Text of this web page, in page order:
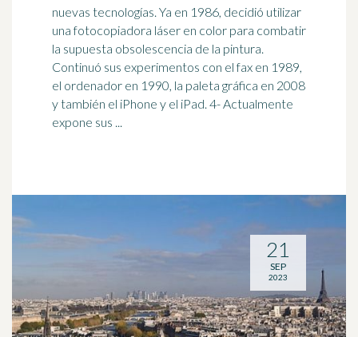
nuevas tecnologías. Ya en 1986, decidió utilizar
una fotocopiadora láser en color para combatir
la supuesta obsolescencia de la pintura.
Continuó sus experimentos con el fax en 1989,
el ordenador en 1990, la paleta gráfica en 2008
y también el iPhone y el iPad. 4- Actualmente
expone sus ...
21
SEP
2023